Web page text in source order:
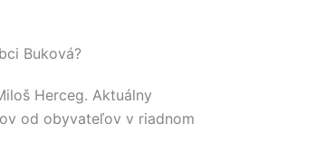
Buková?
Herceg. Aktuálny
od obyvateľov v riadnom